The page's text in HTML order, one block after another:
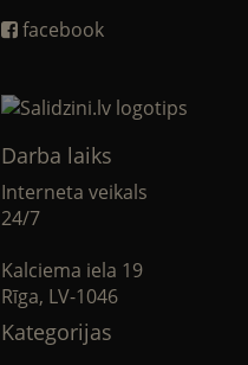
facebook
Darba laiks
Interneta veikals
24/7
Kalciema iela 19
Rīga, LV-1046
Kategorijas